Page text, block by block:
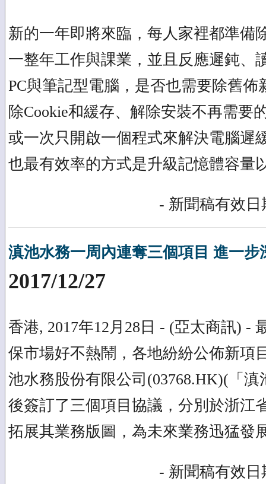
新的一年即將來臨，每人家裡都準備
一整年工作與課業，並且反應遲鈍、
PC與筆記型電腦，是否也需要除舊佈
除Cookie和緩存、解除安裝不再需要
或一次只開啟一個程式來解決電腦遲
也最有效率的方式是升級記憶體容量
- 新聞稿有效日
滇池水務一周內連奪三個項目 進一步
2017/12/27
香港, 2017年12月28日 - (亞太商訊) -
保市場好不熱鬧，各地紛紛公佈新項
池水務股份有限公司(03768.HK)(「
後簽訂了三個項目協議，分別於浙江
拓展其業務版圖，為未來業務迅猛發
- 新聞稿有效日